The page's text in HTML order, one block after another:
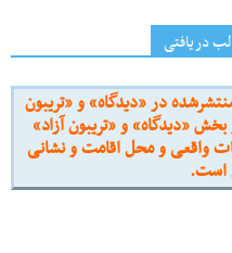
دریافتی
در «دیدگاه» و «تریبون
«دیدگاه» و «تریبون آزاد»
واقعی و محل اقامت و نشانی
است.